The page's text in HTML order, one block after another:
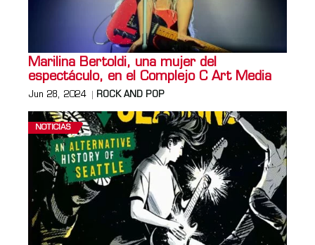
Marilina Bertoldi, una mujer del
espectáculo, en el Complejo C Art Media
Jun 28, 2024 ROCK AND POP
NOTICIAS